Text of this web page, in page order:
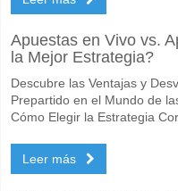
Cuál es el pronóstico
En el lado arriesgado, puede
Apuestas en Vivo vs.
la Mejor Estrategia?
Descubre las Ventajas y
Prepartido en el Mundo de
Cómo Elegir la Estrategia
Leer más